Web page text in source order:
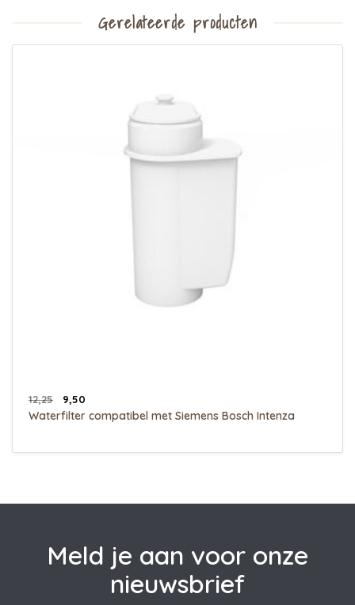
Gerelateerde producten
12,25 9,50
Waterfilter compatibel met Siemens Bosch Intenza
Meld je aan voor onze
nieuwsbrief